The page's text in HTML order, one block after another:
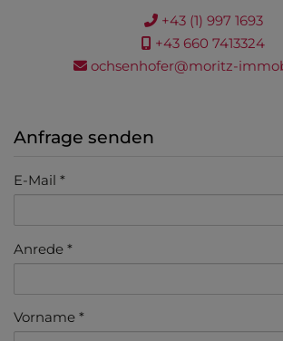
+43 (1) 997 1693
+43 660 7413324
ochsenhofer@moritz-
Anfrage senden
E-Mail
Anrede
Vorname